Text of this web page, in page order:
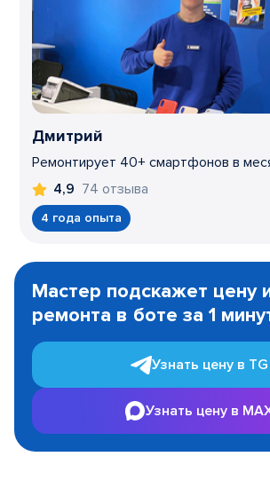
Дмитрий
Ремонтирует 40+ смартфонов в
4,9 74 отзыва
4 года опыта
1
Мастер подскажет цену
ремонта в боте за 1
Узнать цену в TG
Узнать цену в